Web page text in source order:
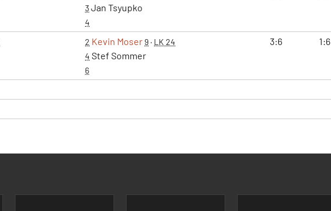
3Jan Tsyupko
4
2 Kevin Moser9· LK 24
4 Stef Sommer
6
3:6 1:6